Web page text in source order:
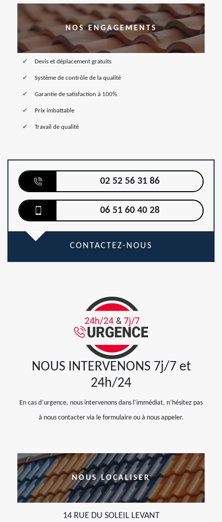
NOS ENGAGEMENTS
Devis et déplacement gratuits
Système de contrôle de la qualité
Garantie de satisfaction à 100%
Prix imbattable
Travail de qualité
02 52 56 31 86
06 51 60 40 28
CONTACTEZ-NOUS
NOUS INTERVENONS 7j/7 et
24h/24
En cas d’urgence, nous intervenons dans l’immédiat, n’hésitez pas
à nous contacter via le formulaire ou à nous appeler.
NOUS LOCALISER
14 RUE DU SOLEIL LEVANT